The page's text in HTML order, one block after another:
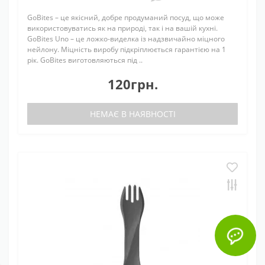
GoBites – це якісний, добре продуманий посуд, що може
використовуватись як на природі, так і на вашій кухні.
GoBites Uno – це ложко-виделка із надзвичайно міцного
нейлону. Міцність виробу підкріплюється гарантією на 1
рік. GoBites виготовляються під ..
120грн.
НЕМАЄ В НАЯВНОСТІ